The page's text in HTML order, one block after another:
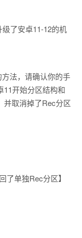
级了安卓11-12的机
法，请确认你的手
11开始分区结构和
并取消掉了Rec分区
了单独Rec分区】